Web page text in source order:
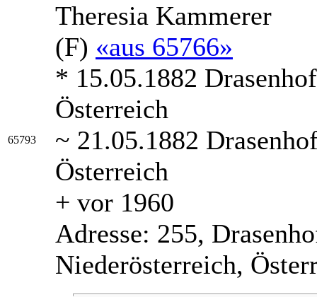
65793
Theresia Kammerer
(F) «aus 65766»
* 15.05.1882
Österreich
~ 21.05.1882
Österreich
+ vor 1960
Adresse: 255,
Niederösterreich,